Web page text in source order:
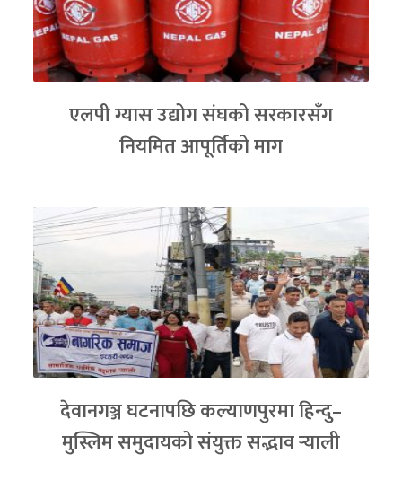
एलपी ग्यास उद्योग संघको सरकारसँग
नियमित आपूर्तिको माग
देवानगञ्ज घटनापछि कल्याणपुरमा हिन्दु–
मुस्लिम समुदायको संयुक्त सद्भाव र्‍याली